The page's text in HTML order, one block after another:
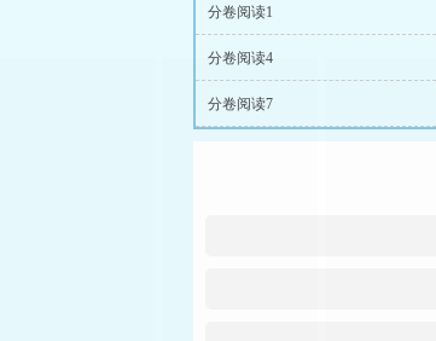
分卷阅读1
分卷阅读4
分卷阅读7